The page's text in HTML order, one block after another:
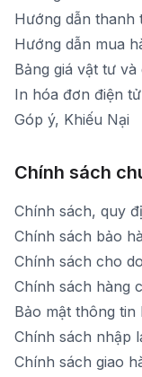
Hướng dẫn thanh
Hướng dẫn mua
Bảng giá vật tư
In hóa đơn điện tử
Góp ý, Khiếu Nại
Chính sách
Chính sách, quy
Chính sách bảo
Chính sách cho
Chính sách hàng
Bảo mật thông tin
Chính sách nhập
Chính sách giao